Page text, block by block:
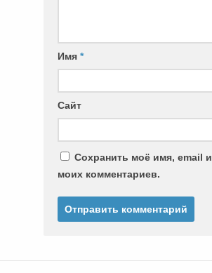
Имя *
Сайт
Сохранить моё имя, email
моих комментариев.